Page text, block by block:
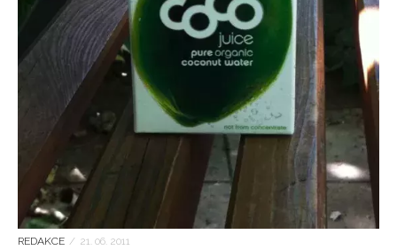
HOME
REDAKCE / 21. 06. 2011